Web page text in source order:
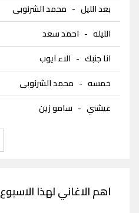
بعد الليل - محمد الشرنوبى
الليله - احمد سعد
انا جنبك - الاء ايوب
خمسه - محمد الشرنوبى
عيشني - سامو زين
اهم الاغاني لهذا الاسبوع